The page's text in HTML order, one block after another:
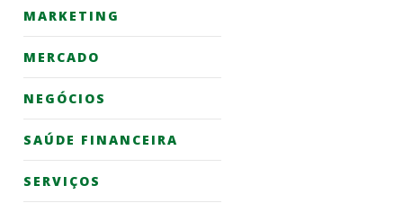
MARKETING
MERCADO
NEGÓCIOS
SAÚDE FINANCEIRA
SERVIÇOS